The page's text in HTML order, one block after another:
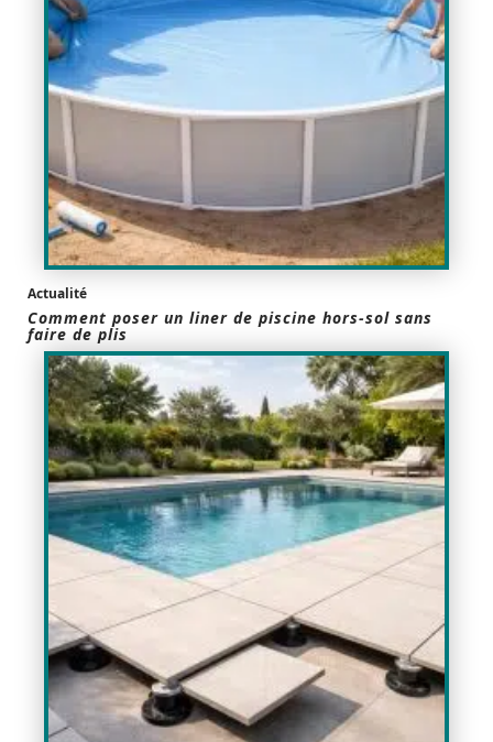
Actualité
Comment poser un liner de piscine hors-sol sans
faire de plis